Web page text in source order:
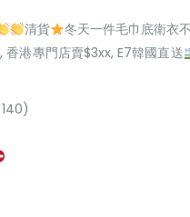
清貨
冬天一件毛巾底衛衣
香港專門店賣$3xx, E7韓國直送